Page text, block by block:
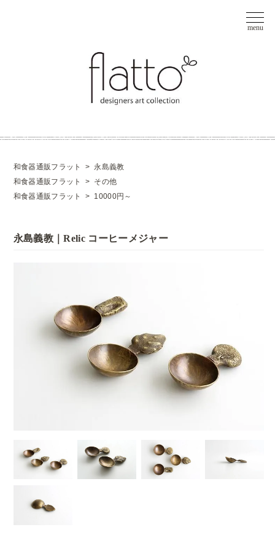
和食器通販フラット >永島義教
和食器通販フラット
> その他
和食器通販フラット
> 10000円～
永島義教｜Relic コーヒーメジャー